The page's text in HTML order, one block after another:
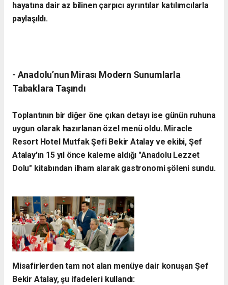
hayatına dair az bilinen çarpıcı ayrıntılar katılımcılarla
paylaşıldı.
- Anadolu’nun Mirası Modern Sunumlarla
Tabaklara Taşındı
Toplantının bir diğer öne çıkan detayı ise günün ruhuna
uygun olarak hazırlanan özel menü oldu. Miracle
Resort Hotel Mutfak Şefi Bekir Atalay ve ekibi, Şef
Atalay'ın 15 yıl önce kaleme aldığı "Anadolu Lezzet
Dolu" kitabından ilham alarak gastronomi şöleni sundu.
Misafirlerden tam not alan menüye dair konuşan Şef
Bekir Atalay, şu ifadeleri kullandı: